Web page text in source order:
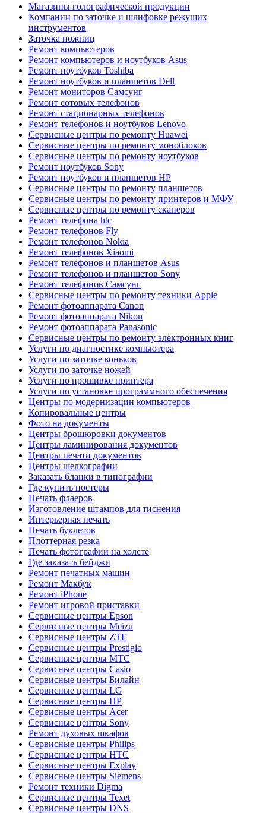
Магазины голографической продукции
Компании по заточке и шлифовке режущих
инструментов
Заточка ножниц
Ремонт компьютеров
Ремонт компьютеров и ноутбуков Asus
Ремонт ноутбуков Toshiba
Ремонт ноутбуков и планшетов Dell
Ремонт мониторов Самсунг
Ремонт сотовых телефонов
Ремонт стационарных телефонов
Ремонт телефонов и ноутбуков Lenovo
Сервисные центры по ремонту Huawei
Сервисные центры по ремонту моноблоков
Сервисные центры по ремонту ноутбуков
Ремонт ноутбуков Sony
Ремонт ноутбуков и планшетов HP
Сервисные центры по ремонту планшетов
Сервисные центры по ремонту принтеров и МФУ
Сервисные центры по ремонту сканеров
Ремонт телефона htc
Ремонт телефонов Fly
Ремонт телефонов Nokia
Ремонт телефонов Xiaomi
Ремонт телефонов и планшетов Asus
Ремонт телефонов и планшетов Sony
Ремонт телефонов Самсунг
Сервисные центры по ремонту техники Apple
Ремонт фотоаппарата Canon
Ремонт фотоаппарата Nikon
Ремонт фотоаппарата Panasonic
Сервисные центры по ремонту электронных книг
Услуги по диагностике компьютера
Услуги по заточке коньков
Услуги по заточке ножей
Услуги по прошивке принтера
Услуги по установке программного обеспечения
Центры по модернизации компьютеров
Копировальные центры
Фото на документы
Центры брошюровки документов
Центры ламинирования документов
Центры печати документов
Центры шелкографии
Заказать бланки в типографии
Где купить постеры
Печать флаеров
Изготовление штампов для тиснения
Интерьерная печать
Печать буклетов
Плоттерная резка
Печать фотографии на холсте
Где заказать бейджи
Ремонт печатных машин
Ремонт Макбук
Ремонт iPhone
Ремонт игровой приставки
Сервисные центры Epson
Сервисные центры Meizu
Сервисные центры ZTE
Сервисные центры Prestigio
Сервисные центры МТС
Сервисные центры Casio
Сервисные центры Билайн
Сервисные центры LG
Сервисные центры HP
Сервисные центры Acer
Сервисные центры Sony
Ремонт духовых шкафов
Сервисные центры Philips
Сервисные центры HTC
Сервисные центры Explay
Сервисные центры Siemens
Ремонт техники Digma
Сервисные центры Texet
Сервисные центры DNS